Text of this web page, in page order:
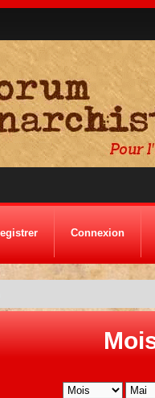
Connexion